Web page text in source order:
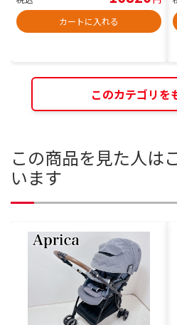
カートに入れる
このカテゴリを
この商品を見た人は
います